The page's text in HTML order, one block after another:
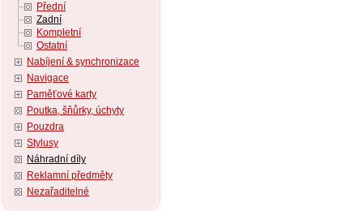
Přední
Zadní
Kompletní
Ostatní
Nabíjení & synchronizace
Navigace
Paměťové karty
Poutka, šňůrky, úchyty
Pouzdra
Stylusy
Náhradní díly
Reklamní předměty
Nezařaditelné